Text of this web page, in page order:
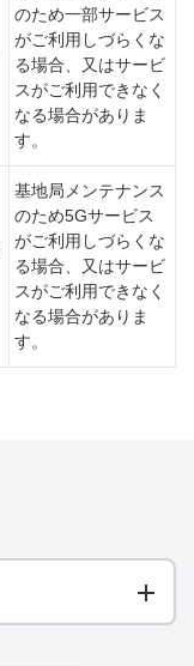
のため一部サービス
がご利用しづらくな
る場合、又はサービ
スがご利用できなく
なる場合がありま
す。
基地局メンテナンス
のため5Gサービス
がご利用しづらくな
る場合、又はサービ
スがご利用できなく
なる場合がありま
す。